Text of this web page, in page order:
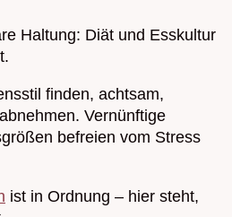
Haltung: Diät und Esskultur
finden, achtsam,
Vernünftige
befreien vom Stress
ist in Ordnung – hier steht,